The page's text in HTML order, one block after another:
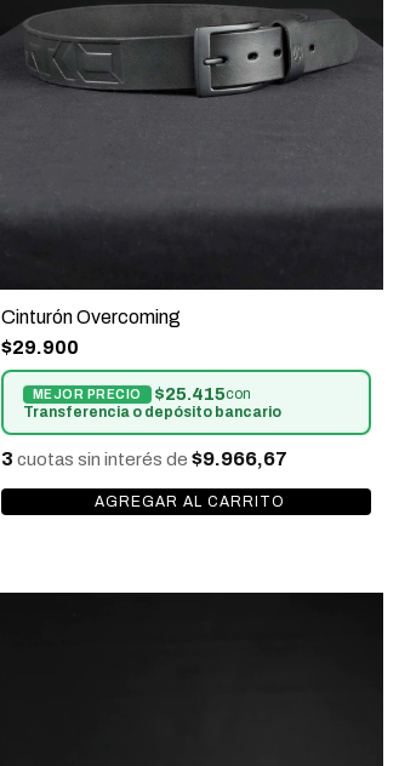
Cinturón Overcoming
$29.900
$25.415con
Transferencia o depósito bancario
3 cuotas sin interés de $9.966,67